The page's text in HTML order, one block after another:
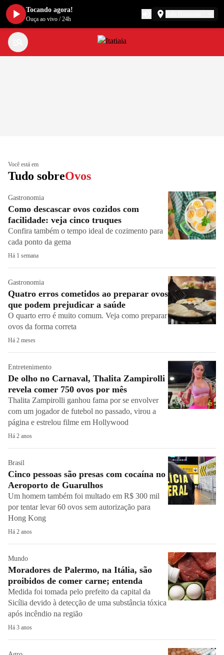
Você está em
Tudo sobreOvos
Gastronomia
Como descascar ovos cozidos com
facilidade: veja cinco truques
Confira também o tempo ideal de cozimento para
cada ponto da gema
Há 1 semana
Gastronomia
Quatro erros cometidos ao preparar ovos
que podem prejudicar a saúde
O quarto erro é muito comum. Veja como preparar
ovos da forma correta
Há 2 meses
Entretenimento
De olho no Carnaval, Thalita Zampirolli
revela comer 750 ovos por mês
Thalita Zampirolli ganhou fama por se envolver
com um jogador de futebol no passado, virou a
página e estrelou filme em Hollywood
Há 2 anos
Brasil
Cinco pessoas são presas com cocaína no
Aeroporto de Guarulhos
Um homem também foi multado em R$ 300 mil
por tentar levar 60 ovos sem autorização para
Hong Kong
Há 2 anos
Mundo
Moradores de Palermo, na Itália, são
proibidos de comer carne; entenda
Medida foi tomada pelo prefeito da capital da
Sicília devido à detecção de uma substância tóxica
após incêndio na região
Há 3 anos
Tocando agora!
Ouça ao vivo /24h